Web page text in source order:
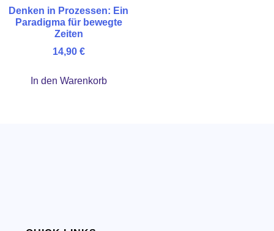
Denken in Prozessen: Ein
Paradigma für bewegte
Zeiten
14,90 €
In den Warenkorb